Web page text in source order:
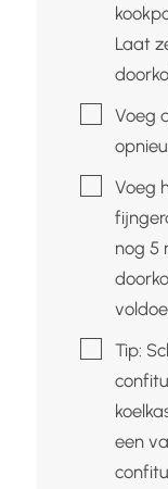
Laat
▢Voeg
▢Voeg
nog 5
▢
Tip:
een